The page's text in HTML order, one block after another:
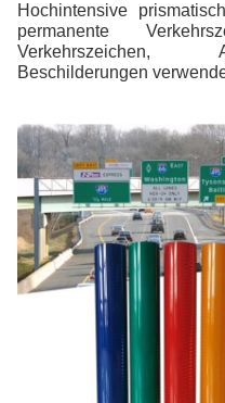
Hochintensive
permanente
Verkehrszeichen,
Beschilderungen